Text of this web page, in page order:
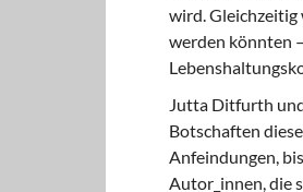
wird. Gleichzeitig
werden könnten
Jutta Ditfurth
Botschaften
Anfeindungen,
Autor_innen, die